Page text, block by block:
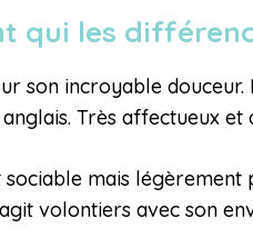
qui les
son incroyable douceur.
Très affectueux et
mais
volontiers avec son